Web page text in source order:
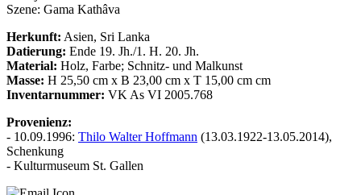
Szene: Gama Kathâva
Herkunft: Asien, Sri Lanka
Datierung: Ende 19. Jh./1. H. 20. Jh.
Material: Holz, Farbe; Schnitz- und Malkunst
Masse: H 25,50 cm x B 23,00 cm x T 15,00 cm cm
Inventarnummer: VK As VI 2005.768
Provenienz:
- 10.09.1996: Thilo Walter Hoffmann (13.03.1922-13.05.2014),
Schenkung
- Kulturmuseum St. Gallen